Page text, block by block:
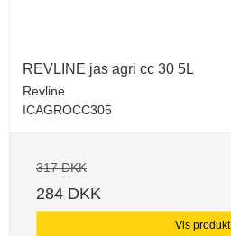
REVLINE jas agri cc 30 5L
Revline
ICAGROCC305
317 DKK
284 DKK
Vis produkt